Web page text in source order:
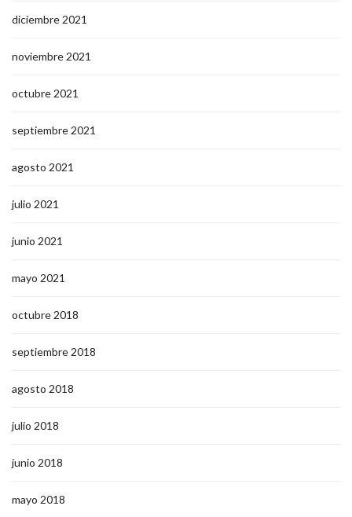
diciembre 2021
noviembre 2021
octubre 2021
septiembre 2021
agosto 2021
julio 2021
junio 2021
mayo 2021
octubre 2018
septiembre 2018
agosto 2018
julio 2018
junio 2018
mayo 2018